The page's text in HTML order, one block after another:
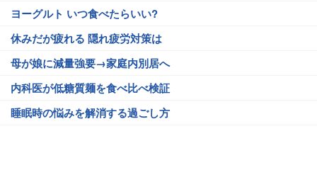
ヨーグルト いつ食べたらいい?
休みだが疲れる 隠れ疲労対策は
母が娘に減量強要→家庭内別居へ
内科医が低糖質麺を食べ比べ検証
睡眠時の悩みを解消する過ごし方